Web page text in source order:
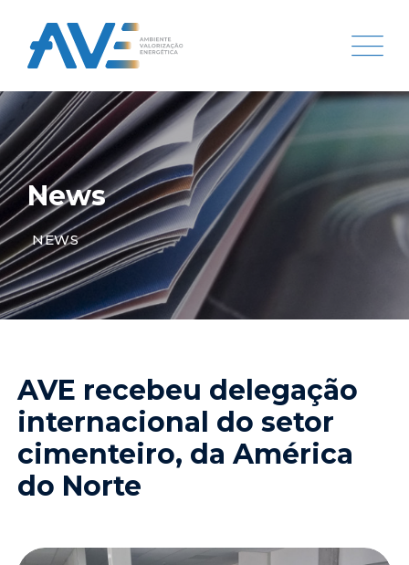
News
NEWS
AVE recebeu delegação
internacional do setor
cimenteiro, da América
do Norte